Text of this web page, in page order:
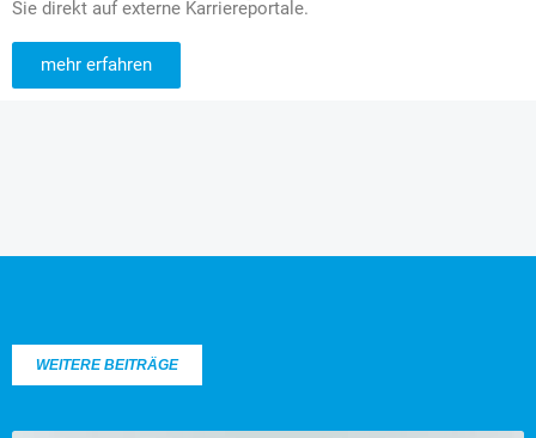
Sie direkt auf externe Karriereportale.
mehr erfahren
WEITERE BEITRÄGE